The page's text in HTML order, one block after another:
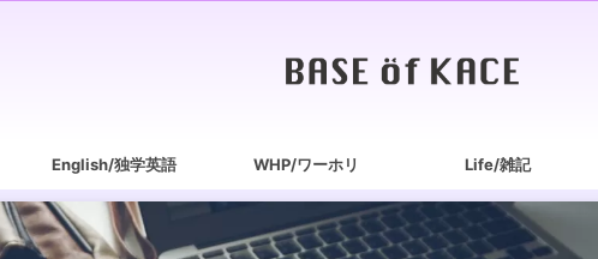
English/独学英語 WHP/ワーホリ Life/雑記